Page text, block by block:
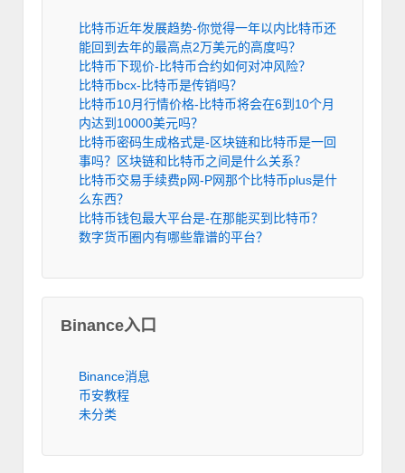
比特币近年发展趋势-你觉得一年以内比特币还
能回到去年的最高点2万美元的高度吗？
比特币下现价-比特币合约如何对冲风险？
比特币bcx-比特币是传销吗？
比特币10月行情价格-比特币将会在6到10个月
内达到10000美元吗？
比特币密码生成格式是-区块链和比特币是一回
事吗？区块链和比特币之间是什么关系？
比特币交易手续费p网-P网那个比特币plus是什
么东西？
比特币钱包最大平台是-在那能买到比特币？
数字货币圈内有哪些靠谱的平台？
Binance入口
Binance消息
币安教程
未分类